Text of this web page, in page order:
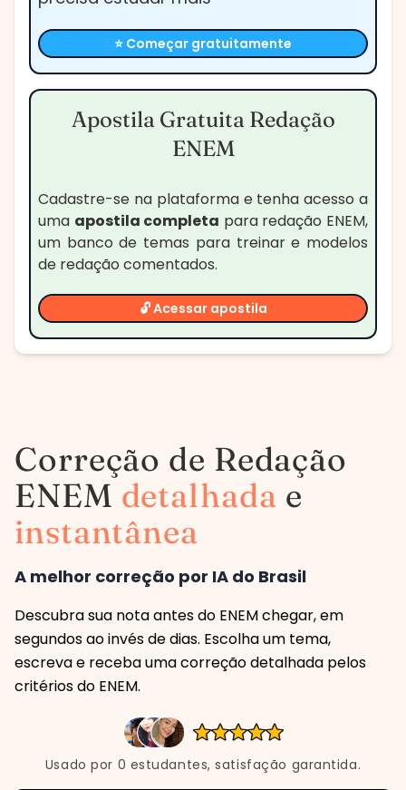
⭐ Começar gratuitamente
Apostila Gratuita Redação
ENEM
Cadastre-se na plataforma e tenha acesso a
uma apostila completa para redação ENEM,
um banco de temas para treinar e modelos
de redação comentados.
🔓 Acessar apostila
Correção de Redação
ENEM detalhada e
instantânea
A melhor correção por IA do Brasil
Descubra sua nota antes do ENEM chegar, em
segundos ao invés de dias. Escolha um tema,
escreva e receba uma correção detalhada pelos
critérios do ENEM.
Usado por 0 estudantes, satisfação garantida.